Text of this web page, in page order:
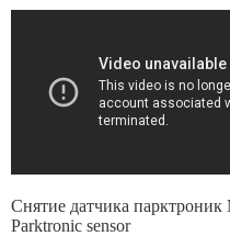
Снятие датчика парктроник
Parktronic sensor